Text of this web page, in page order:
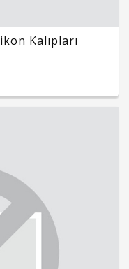
Kalıpları